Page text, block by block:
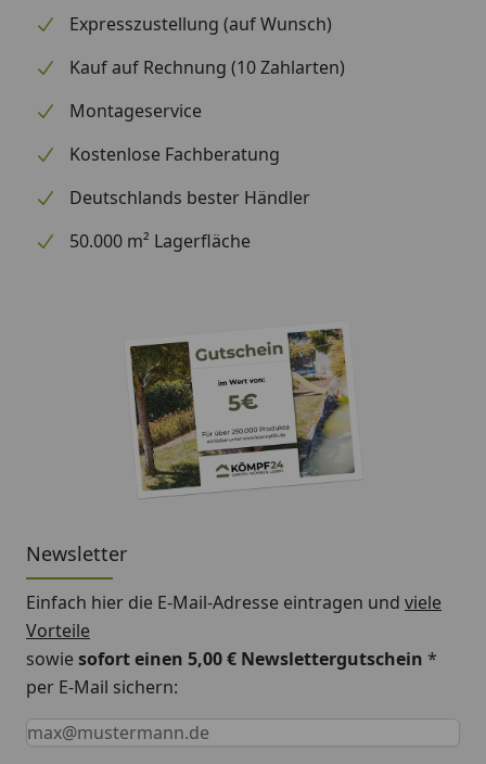
Anthrazit
Lieferumfang
Rinnenrohre
Ausführliche
Montageanleitung
Optional erhältlich
Regensammler mit
Wasserspeier
Hinweis: Für die Montage werden Traufbretter
Schrauben für die Befestigung der Rinnenhalter sind
nicht im Lieferumfang enthalten.
Montageanleitung Wulstrinne Typ 250
(Rinnenbreite 78 mm)
Expresszustellung (auf Wunsch)
Kauf auf Rechnung (10 Zahlarten)
Montageservice
Kostenlose Fachberatung
Deutschlands bester Händler
50.000 m² Lagerfläche
Newsletter
Einfach hier die E-Mail-Adresse eintragen und viele
Vorteile
sowiesofort einen 5,00 € Newslettergutschein *
per E-Mail sichern:
Keine Eingabe erforderlich
Eingabe erforderlich
E-Mail *